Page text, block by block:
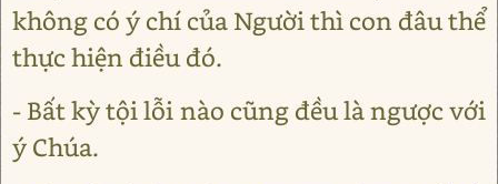
không có ý chí của Người thì con đâu thể
thực hiện điều đó.
- Bất kỳ tội lỗi nào cũng đều là ngược với
ý Chúa.